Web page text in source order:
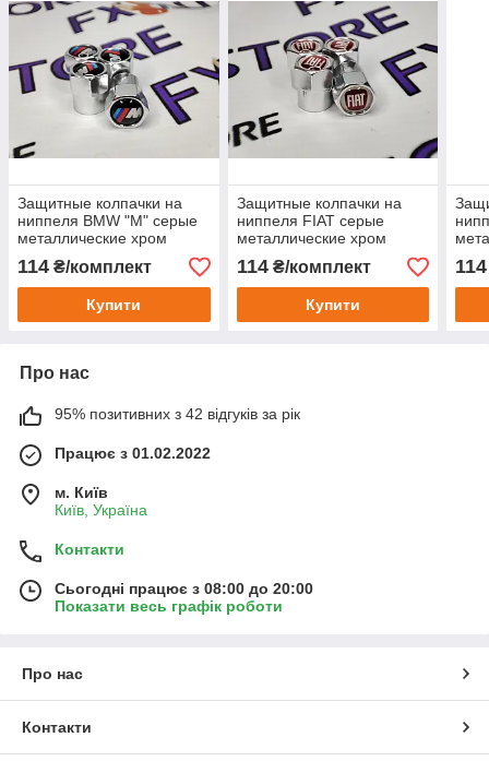
Защитные колпачки на
ниппеля BMW "M" серые
металлические хром
шестигранные, 4 шт
114 ₴/комплект
Купити
Защитные колпачки на
ниппеля FIAT серые
металлические хром
шестигранные, 4 шт
114₴/комплект
Купити
114
Про нас
95% позитивних з 42 відгуків за рік
Працює з 01.02.2022
м. Київ
Київ, Україна
Контакти
Сьогодні працює з 08:00 до 20:00
Показати весь графік роботи
Про нас
Контакти